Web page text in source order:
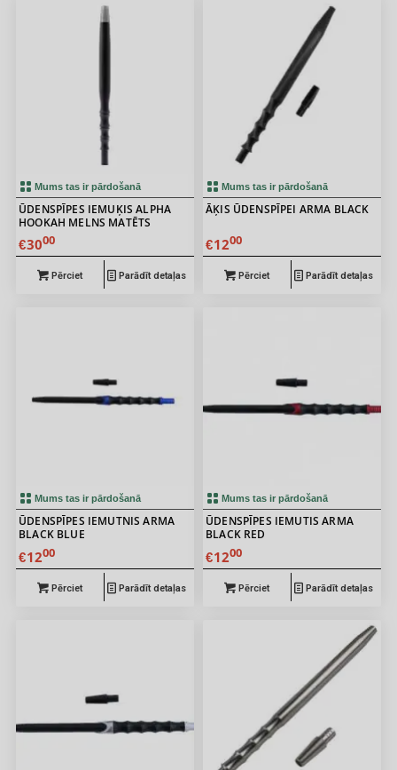
Mums tas ir pārdošanā
ŪDENSPĪPES IEMUĶIS ALPHA
HOOKAH MELNS MATĒTS
€3000
Pērciet Parādīt detaļas
Mums tas ir pārdošanā
ĀĶIS ŪDENSPĪPEI ARMA BLACK
€1200
Pērciet Parādīt detaļas
Mums tas ir pārdošanā
ŪDENSPĪPES IEMUTNIS ARMA
BLACK BLUE
€1200
Pērciet Parādīt detaļas
Mums tas ir pārdošanā
ŪDENSPĪPES IEMUTIS ARMA
BLACK RED
€1200
Pērciet Parādīt detaļas